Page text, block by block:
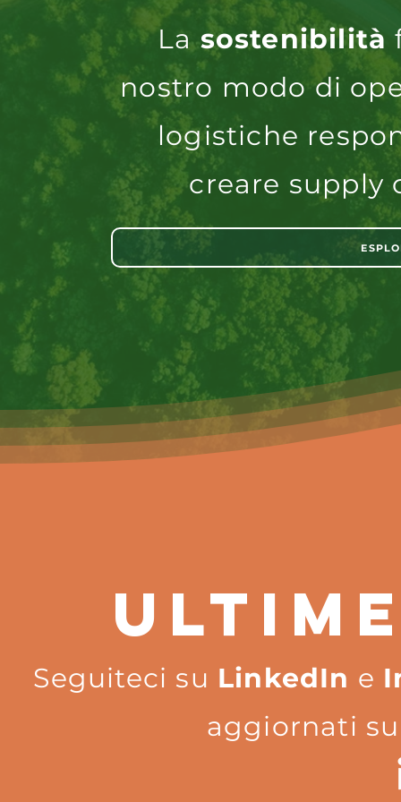
Lasostenibilità
nostro modo di
logistiche
creare supply
Seguiteci su LinkedIn e
aggiornati